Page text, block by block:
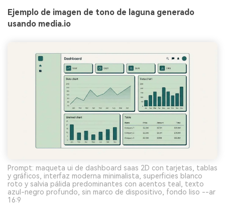
Ejemplo de imagen de tono de laguna generado
usando media.io
Prompt: maqueta ui de dashboard saas 2D con tarjetas, tablas
y gráficos, interfaz moderna minimalista, superficies blanco
roto y salvia pálida predominantes con acentos teal, texto
azul-negro profundo, sin marco de dispositivo, fondo liso --ar
16:9